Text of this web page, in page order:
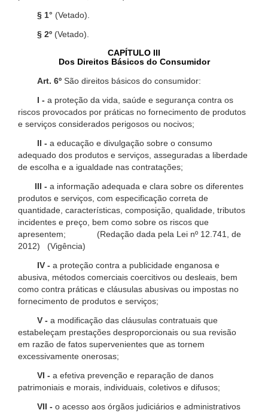
§ 1° (Vetado).
§ 2º (Vetado).
CAPÍTULO III
Dos Direitos Básicos do Consumidor
Art. 6º São direitos básicos do consumidor:
I - a proteção da vida, saúde e segurança contra os
riscos provocados por práticas no fornecimento de produtos
e serviços considerados perigosos ou nocivos;
II - a educação e divulgação sobre o consumo
adequado dos produtos e serviços, asseguradas a liberdade
de escolha e a igualdade nas contratações;
III - a informação adequada e clara sobre os diferentes
produtos e serviços, com especificação correta de
quantidade, características, composição, qualidade, tributos
incidentes e preço, bem como sobre os riscos que
apresentem; (Redação dada pela Lei nº 12.741, de
2012) (Vigência)
IV - a proteção contra a publicidade enganosa e
abusiva, métodos comerciais coercitivos ou desleais, bem
como contra práticas e cláusulas abusivas ou impostas no
fornecimento de produtos e serviços;
V - a modificação das cláusulas contratuais que
estabeleçam prestações desproporcionais ou sua revisão
em razão de fatos supervenientes que as tornem
excessivamente onerosas;
VI - a efetiva prevenção e reparação de danos
patrimoniais e morais, individuais, coletivos e difusos;
VII - o acesso aos órgãos judiciários e administrativos